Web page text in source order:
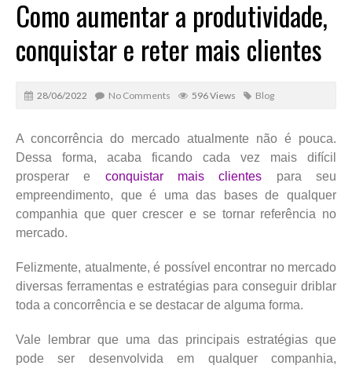
Como aumentar a produtividade,
conquistar e reter mais clientes
28/06/2022 No Comments 596 Views Blog
A concorrência do mercado atualmente não é pouca.
Dessa forma, acaba ficando cada vez mais difícil
prosperar e conquistar mais clientes para seu
empreendimento, que é uma das bases de qualquer
companhia que quer crescer e se tornar referência no
mercado.
Felizmente, atualmente, é possível encontrar no mercado
diversas ferramentas e estratégias para conseguir driblar
toda a concorrência e se destacar de alguma forma.
Vale lembrar que uma das principais estratégias que
pode ser desenvolvida em qualquer companhia,